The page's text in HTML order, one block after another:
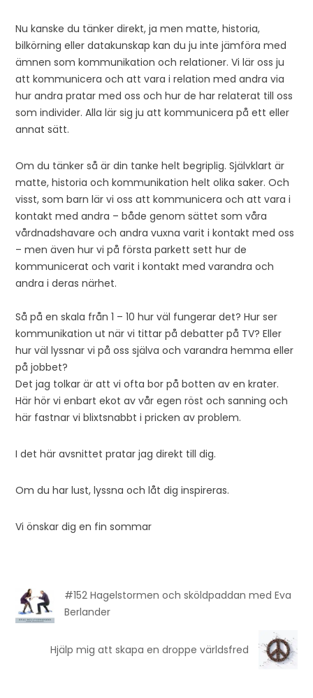
Nu kanske du tänker direkt, ja men matte, historia,
bilkörning eller datakunskap kan du ju inte jämföra med
ämnen som kommunikation och relationer. Vi lär oss ju
att kommunicera och att vara i relation med andra via
hur andra pratar med oss och hur de har relaterat till oss
som individer. Alla lär sig ju att kommunicera på ett eller
annat sätt.
Om du tänker så är din tanke helt begriplig. Självklart är
matte, historia och kommunikation helt olika saker. Och
visst, som barn lär vi oss att kommunicera och att vara i
kontakt med andra – både genom sättet som våra
vårdnadshavare och andra vuxna varit i kontakt med oss
– men även hur vi på första parkett sett hur de
kommunicerat och varit i kontakt med varandra och
andra i deras närhet.
Så på en skala från 1 – 10 hur väl fungerar det? Hur ser
kommunikation ut när vi tittar på debatter på TV? Eller
hur väl lyssnar vi på oss själva och varandra hemma eller
på jobbet?
Det jag tolkar är att vi ofta bor på botten av en krater.
Här hör vi enbart ekot av vår egen röst och sanning och
här fastnar vi blixtsnabbt i pricken av problem.
I det här avsnittet pratar jag direkt till dig.
Om du har lust, lyssna och låt dig inspireras.
Vi önskar dig en fin sommar
#152 Hagelstormen och sköldpaddan med Eva
Berlander
Hjälp mig att skapa en droppe världsfred